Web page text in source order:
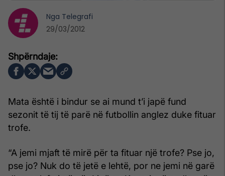
Mata është i bindur se ai mund t’i japë fund
sezonit të tij të parë në futbollin anglez duke fituar
trofe.
“A jemi mjaft të mirë për ta fituar një trofe? Pse jo,
pse jo? Nuk do të jetë e lehtë, por ne jemi në garë
Nga Telegrafi
29/03/2012